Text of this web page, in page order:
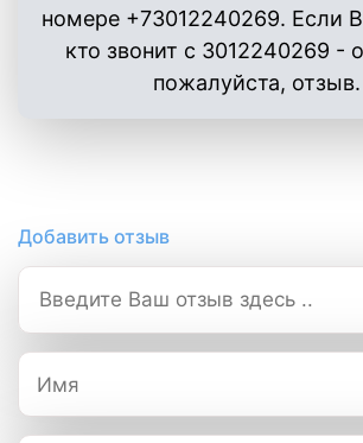
номере +73012240269. Если
кто звонит с 3012240269 -
пожалуйста, отзыв.
Добавить отзыв